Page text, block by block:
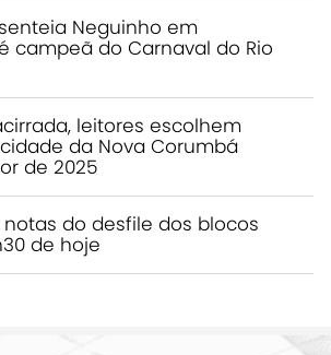
Neguinho em
campeã do Carnaval do Rio
leitores escolhem
da Nova Corumbá
de 2025
do desfile dos blocos
de hoje